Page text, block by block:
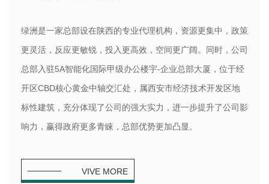
绿洲是一家总部设在陕西的专业代理机构，资源更集中，政策
更灵活，反应更敏锐，投入更高效，空间更广阔。同时，公司
总部入驻5A智能化国际甲级办公楼宇-企业总部大厦，位于经
开区CBD核心黄金中轴交汇处，属西安市经济技术开发区地
标性建筑，充分体现了公司的强大实力，进一步提升了公司影
响力，赢得政府更多青睐，总部优势更加凸显。
VIVE MORE